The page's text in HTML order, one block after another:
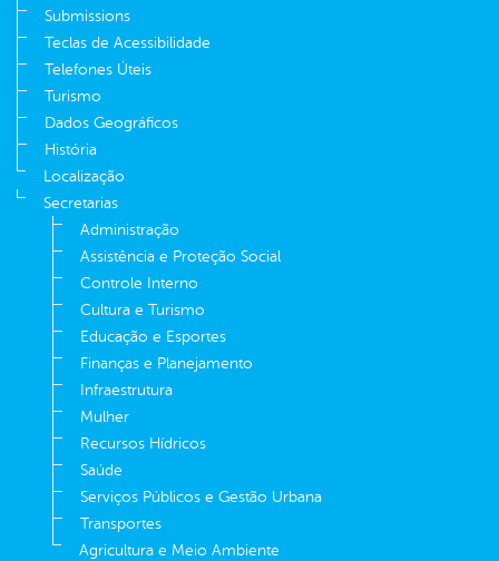
Submissions
Teclas de Acessibilidade
Telefones Úteis
Turismo
Dados Geográficos
História
Localização
Secretarias
Administração
Assistência e Proteção Social
Controle Interno
Cultura e Turismo
Educação e Esportes
Finanças e Planejamento
Infraestrutura
Mulher
Recursos Hídricos
Saúde
Serviços Públicos e Gestão Urbana
Transportes
Agricultura e Meio Ambiente